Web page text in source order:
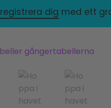
registrera dig med ett